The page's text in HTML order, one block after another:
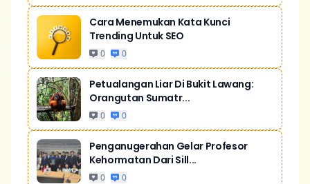
Cara Menemukan Kata Kunci
Trending Untuk SEO
0 0
Petualangan Liar Di Bukit Lawang:
Orangutan Sumatr...
0 0
Penganugerahan Gelar Profesor
Kehormatan Dari Sill...
0 0